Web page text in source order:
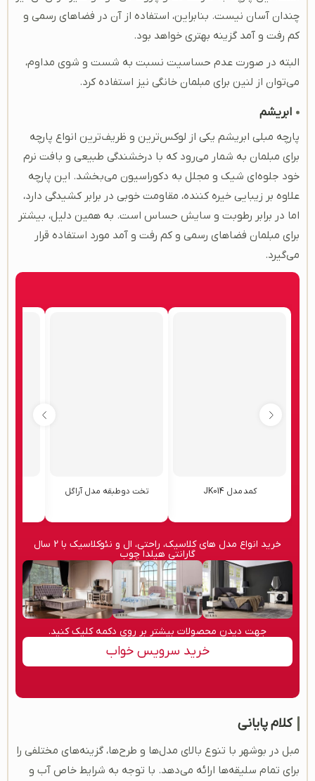
چندان آسان نیست. بنابراین، استفاده از آن در فضاهای رسمی و
کم‌ رفت ‌و آمد گزینه بهتری خواهد بود.
البته در صورت عدم حساسیت نسبت به شست ‌و شوی مداوم،
می‌توان از لنین برای مبلمان خانگی نیز استفاده کرد.
ابریشم
پارچه مبلی ابریشم یکی از لوکس‌ترین و ظریف‌ترین انواع پارچه
برای مبلمان به شمار می‌رود که با درخشندگی طبیعی و بافت نرم
خود جلوه‌ای شیک و مجلل به دکوراسیون می‌بخشد. این پارچه
علاوه بر زیبایی خیره کننده، مقاومت خوبی در برابر کشیدگی دارد،
اما در برابر رطوبت و سایش حساس است. به همین دلیل، بیشتر
برای مبلمان فضاهای رسمی و کم‌ رفت ‌و آمد مورد استفاده قرار
می‌گیرد.
کمد مدل JK014 تخت دوطبقه مدل آراگل
خرید انواع مدل های کلاسیک، راحتی، ال و نئوکلاسیک با 2 سال
گارانتی هیلدا چوب
جهت دیدن محصولات بیشتر بر روی دکمه کلیک کنید.
خرید سرویس خواب
کلام پایانی
مبل در بوشهر با تنوع بالای مدل‌ها و طرح‌ها، گزینه‌های مختلفی را
برای تمام سلیقه‌ها ارائه می‌دهد. با توجه به شرایط خاص آب‌ و